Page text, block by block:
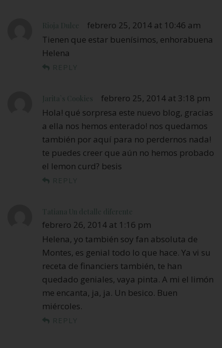
Rioja Dulce
febrero 25, 2014 at 10:46 am
Tienen que estar buenísimos, enhorabuena
Helena
REPLY
Jarita`s Cookies
febrero 25, 2014 at 3:18 pm
Hola! qué sorpresa este nuevo blog, gracias
a ella nos hemos enterado! nos quedamos
también por aquí para no perdernos nada!
te puedes creer que aún no hemos probado
el lemon curd? besis
REPLY
Tatiana Un detalle diferente
febrero 26, 2014 at 1:16 pm
Helena, yo también soy fan absoluta de
Montes, es genial todo lo que hace. Ya vi su
receta de financiers también, te han
quedado geniales, vaya pinta. A mi el limón
me encanta, ja, ja. Un besico. Buen
miércoles.
REPLY